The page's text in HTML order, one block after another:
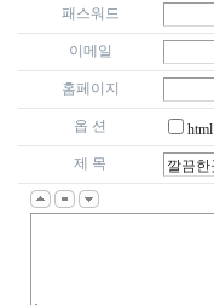
패스워드
이메일
홈페이지
옵 션
html
제 목